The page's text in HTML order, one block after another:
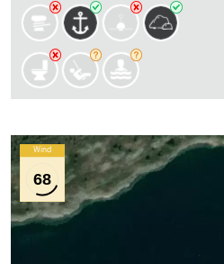
Wind
68